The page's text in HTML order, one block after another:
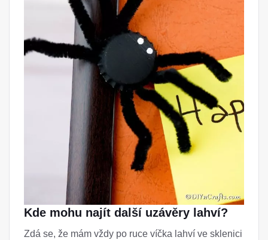
Kde mohu najít další uzávěry lahví?
Zdá se, že mám vždy po ruce víčka lahví ve sklenici